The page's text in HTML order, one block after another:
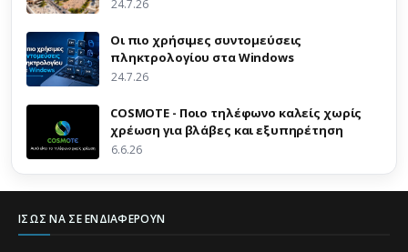
24.7.26
Οι πιο χρήσιμες συντομεύσεις
πληκτρολογίου στα Windows
24.7.26
COSMOTE - Ποιο τηλέφωνο καλείς χωρίς
χρέωση για βλάβες και εξυπηρέτηση
6.6.26
ΊΣΩΣ ΝΑ ΣΕ ΕΝΔΙΑΦΈΡΟΥΝ